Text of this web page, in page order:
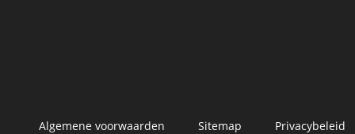
Algemene voorwaarden Sitemap Privacybeleid